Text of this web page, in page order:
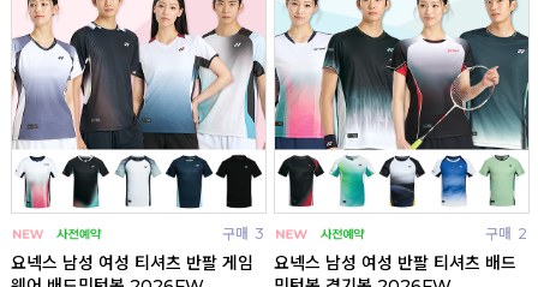
구매 3
요넥스 남성 여성 티셔츠 반팔 게임
구매 2
요넥스 남성 여성 반팔 티셔츠 배드